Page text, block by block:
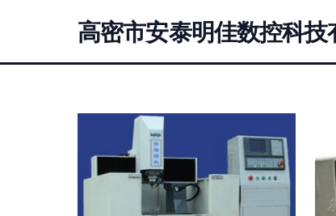
高密市安泰明佳数控科技